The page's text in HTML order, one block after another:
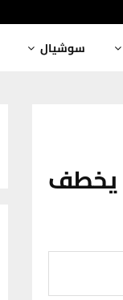
سوشيال
يخطف